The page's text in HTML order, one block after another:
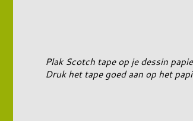
Plak Scotch tape op je dessin
Druk het tape goed aan op het